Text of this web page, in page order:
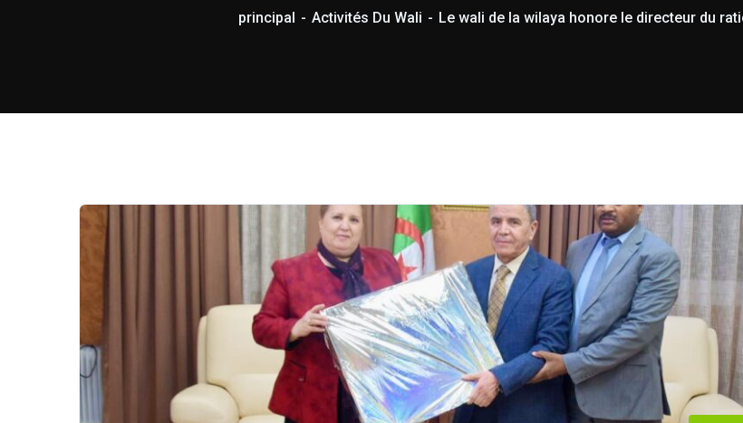
principal Activités Du Wali Le wali de la wilaya honore le directeur du